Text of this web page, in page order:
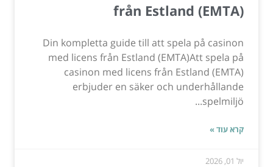
från Estland (EMTA)
Din kompletta guide till att spela på casinon
med licens från Estland (EMTA)Att spela på
casinon med licens från Estland (EMTA)
erbjuder en säker och underhållande
spelmiljö...
קרא עוד »
יול 01, 2026